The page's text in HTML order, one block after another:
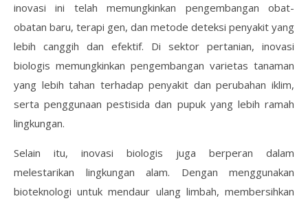
inovasi ini telah memungkinkan pengembangan obat-
obatan baru, terapi gen, dan metode deteksi penyakit yang
lebih canggih dan efektif. Di sektor pertanian, inovasi
biologis memungkinkan pengembangan varietas tanaman
yang lebih tahan terhadap penyakit dan perubahan iklim,
serta penggunaan pestisida dan pupuk yang lebih ramah
lingkungan.
Selain itu, inovasi biologis juga berperan dalam
melestarikan lingkungan alam. Dengan menggunakan
bioteknologi untuk mendaur ulang limbah, membersihkan